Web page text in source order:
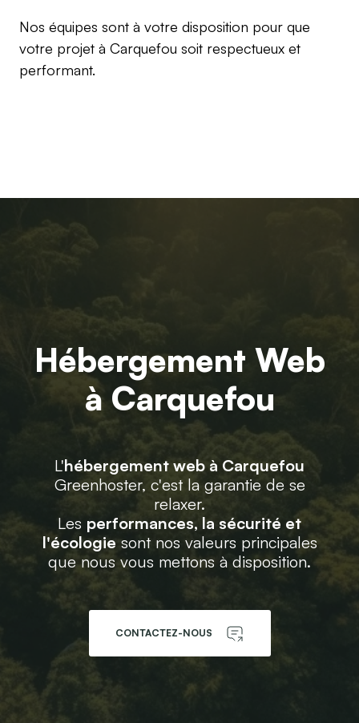
Nos équipes sont à votre disposition pour que
votre projet à Carquefou soit respectueux et
performant.
Hébergement Web
à Carquefou
L'hébergement web à Carquefou
Greenhoster, c'est la garantie de se
relaxer.
Les performances, la sécurité et
l'écologie sont nos valeurs principales
que nous vous mettons à disposition.
CONTACTEZ-NOUS